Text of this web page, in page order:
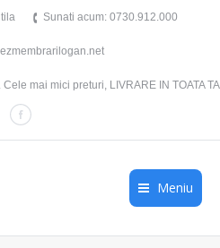
Sunati acum: 0730.912.000
mai mici preturi, LIVRARE IN TOATA
Facebook
Meniu